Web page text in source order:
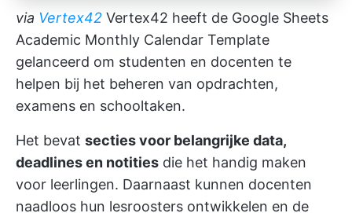
via Vertex42 Vertex42 heeft de Google Sheets
Academic Monthly Calendar Template
gelanceerd om studenten en docenten te
helpen bij het beheren van opdrachten,
examens en schooltaken.
Het bevat secties voor belangrijke data,
deadlines en notities die het handig maken
voor leerlingen. Daarnaast kunnen docenten
naadloos hun lesroosters ontwikkelen en de